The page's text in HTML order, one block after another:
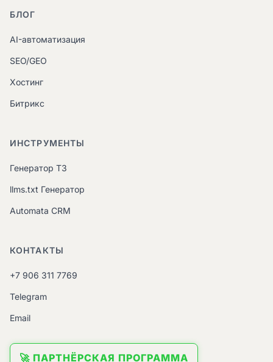
БЛОГ
AI-автоматизация
SEO/GEO
Хостинг
Битрикс
ИНСТРУМЕНТЫ
Генератор ТЗ
llms.txt Генератор
Automata CRM
КОНТАКТЫ
+7 906 311 7769
Telegram
Email
🚀 ПАРТНЁРСКАЯ ПРОГРАММА